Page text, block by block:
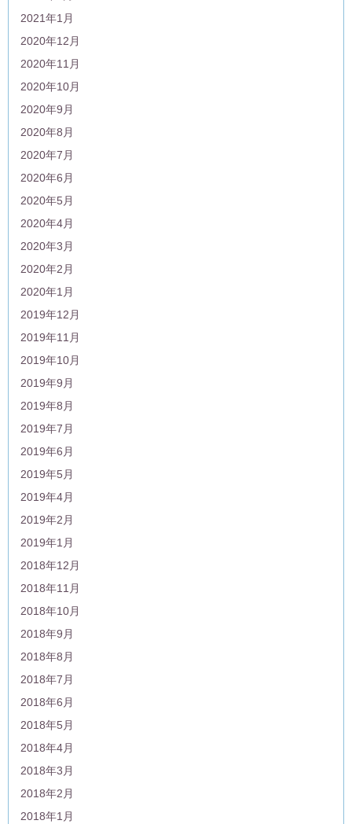
2021年1月
2020年12月
2020年11月
2020年10月
2020年9月
2020年8月
2020年7月
2020年6月
2020年5月
2020年4月
2020年3月
2020年2月
2020年1月
2019年12月
2019年11月
2019年10月
2019年9月
2019年8月
2019年7月
2019年6月
2019年5月
2019年4月
2019年2月
2019年1月
2018年12月
2018年11月
2018年10月
2018年9月
2018年8月
2018年7月
2018年6月
2018年5月
2018年4月
2018年3月
2018年2月
2018年1月